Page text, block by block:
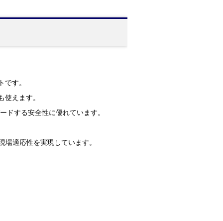
です。
えます。
ドする安全性に優れています。
適応性を実現しています。